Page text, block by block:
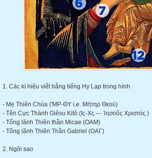
1. Các kí hiệu viết bằng tiếng Hy Lạp trong hình
- Mẹ Thiên Chúa ('MP-ΘΥ i.e. Μήτηρ Θεού)
- Tên Cực Thánh Giêsu Kitô (Iς-Xς --- Ἰησοῦς Χριστός )
- Tổng lãnh Thiên thần Micae (OAM)
- Tổng lãnh Thiên Thần Gabriel (OAΓ)
2. Ngôi sao